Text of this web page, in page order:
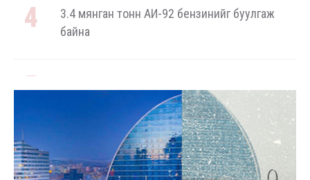
3.4 мянган тонн АИ-92 бензинийг буулгаж
байна
тонн АИ-92 автобензин тогтмол нийлүүлэх
хүсэлт тавилаа
Бамбай хоншоорт могойд хатгуулахаас